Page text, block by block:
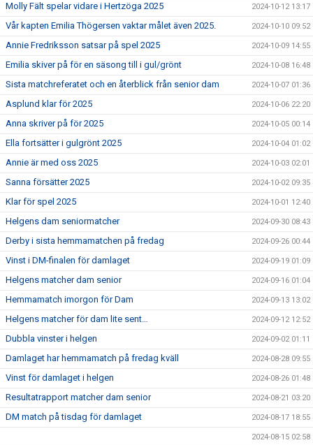
Molly Fält spelar vidare i Hertzöga 2025 2024-10-12 13:17
Vår kapten Emilia Thögersen vaktar målet även 2025. 2024-10-10 09:52
Annie Fredriksson satsar på spel 2025 2024-10-09 14:55
Emilia skiver på för en säsong till i gul/grönt 2024-10-08 16:48
Sista matchreferatet och en återblick från senior dam 2024-10-07 01:36
Asplund klar för 2025 2024-10-06 22:20
Anna skriver på för 2025 2024-10-05 00:14
Ella fortsätter i gulgrönt 2025 2024-10-04 01:02
Annie är med oss 2025 2024-10-03 02:01
Sanna försätter 2025 2024-10-02 09:35
Klar för spel 2025 2024-10-01 12:40
Helgens dam seniormatcher 2024-09-30 08:43
Derby i sista hemmamatchen på fredag 2024-09-26 00:44
Vinst i DM-finalen för damlaget 2024-09-19 01:09
Helgens matcher dam senior 2024-09-16 01:04
Hemmamatch imorgon för Dam 2024-09-13 13:02
Helgens matcher för dam lite sent… 2024-09-12 12:52
Dubbla vinster i helgen 2024-09-02 01:11
Damlaget har hemmamatch på fredag kväll 2024-08-28 09:55
Vinst för damlaget i helgen 2024-08-26 01:48
Resultatrapport matcher dam senior 2024-08-21 03:20
DM match på tisdag för damlaget 2024-08-17 18:55
2024-08-15 02:58